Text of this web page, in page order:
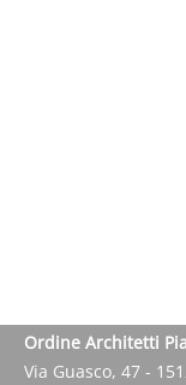
Ordine Architetti
Via Guasco, 47 -